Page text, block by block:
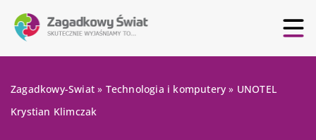
Zagadkowy-Swiat » Technologia i komputery » UNOTEL
Krystian Klimczak